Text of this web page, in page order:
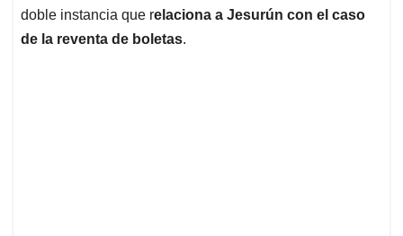
doble instancia que relaciona a Jesurún con el caso
de la reventa de boletas.